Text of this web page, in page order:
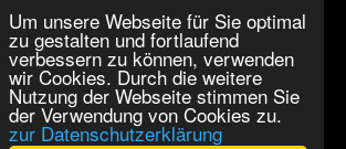
Um unsere Webseite für Sie optimal
zu gestalten und fortlaufend
verbessern zu können, verwenden
wir Cookies. Durch die weitere
Nutzung der Webseite stimmen Sie
der Verwendung von Cookies zu.
zur Datenschutzerklärung